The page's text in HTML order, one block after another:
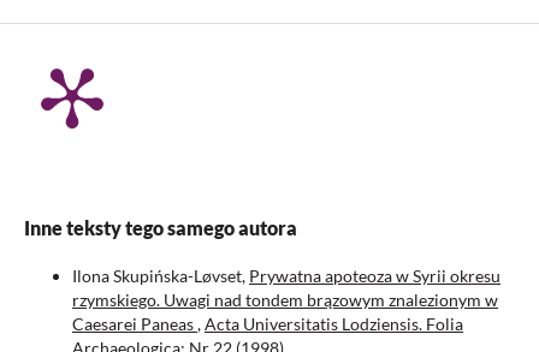
Inne teksty tego samego autora
Ilona Skupińska-Løvset, Prywatna apoteoza w Syrii okresu
rzymskiego. Uwagi nad tondem brązowym znalezionym w
Caesarei Paneas,Acta Universitatis Lodziensis. Folia